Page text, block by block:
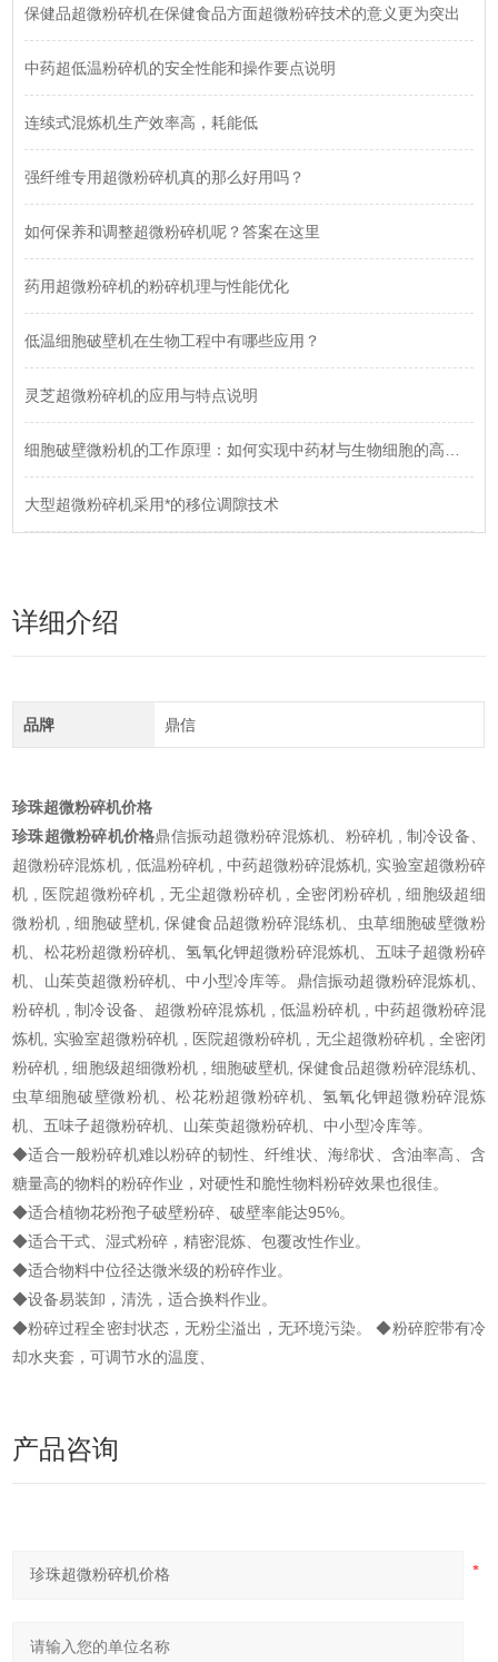
保健品超微粉碎机在保健食品方面超微粉碎技术的意义更为突出
中药超低温粉碎机的安全性能和操作要点说明
连续式混炼机生产效率高，耗能低
强纤维专用超微粉碎机真的那么好用吗？
如何保养和调整超微粉碎机呢？答案在这里
药用超微粉碎机的粉碎机理与性能优化
低温细胞破壁机在生物工程中有哪些应用？
灵芝超微粉碎机的应用与特点说明
细胞破壁微粉机的工作原理：如何实现中药材与生物细胞的高效破壁？
大型超微粉碎机采用*的移位调隙技术
详细介绍
品牌 鼎信
珍珠超微粉碎机价格
珍珠超微粉碎机价格鼎信振动超微粉碎混炼机、粉碎机 , 制冷设备、
超微粉碎混炼机 , 低温粉碎机 , 中药超微粉碎混炼机, 实验室超微粉碎
机 , 医院超微粉碎机 , 无尘超微粉碎机 , 全密闭粉碎机 , 细胞级超细
微粉机 , 细胞破壁机, 保健食品超微粉碎混练机、虫草细胞破壁微粉
机、松花粉超微粉碎机、氢氧化钾超微粉碎混炼机、五味子超微粉碎
机、山茱萸超微粉碎机、中小型冷库等。鼎信振动超微粉碎混炼机、
粉碎机 , 制冷设备、超微粉碎混炼机 , 低温粉碎机 , 中药超微粉碎混
炼机, 实验室超微粉碎机 , 医院超微粉碎机 , 无尘超微粉碎机 , 全密闭
粉碎机 , 细胞级超细微粉机 , 细胞破壁机, 保健食品超微粉碎混练机、
虫草细胞破壁微粉机、松花粉超微粉碎机、氢氧化钾超微粉碎混炼
机、五味子超微粉碎机、山茱萸超微粉碎机、中小型冷库等。
◆适合一般粉碎机难以粉碎的韧性、纤维状、海绵状、含油率高、含
糖量高的物料的粉碎作业，对硬性和脆性物料粉碎效果也很佳。
◆适合植物花粉孢子破壁粉碎、破壁率能达95%。
◆适合干式、湿式粉碎，精密混炼、包覆改性作业。
◆适合物料中位径达微米级的粉碎作业。
◆设备易装卸，清洗，适合换料作业。
◆粉碎过程全密封状态，无粉尘溢出，无环境污染。 ◆粉碎腔带有冷
却水夹套，可调节水的温度、
产品咨询